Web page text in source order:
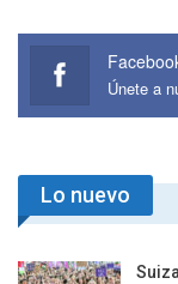
Únete a
Lo nuevo